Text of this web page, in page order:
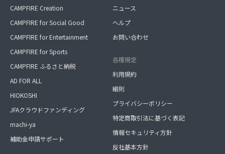
CAMPFIRE Creation
CAMPFIRE for Social Good
CAMPFIRE for Entertainment
CAMPFIRE for Sports
CAMPFIRE ふるさと納税
AD FOR ALL
HIOKOSHI
JFAクラウドファンディング
machi-ya
補助金申請サポート
ニュース
ヘルプ
お問い合わせ
各種規定
利用規約
細則
プライバシーポリシー
特定商取引法に基づく表記
情報セキュリティ方針
反社基本方針